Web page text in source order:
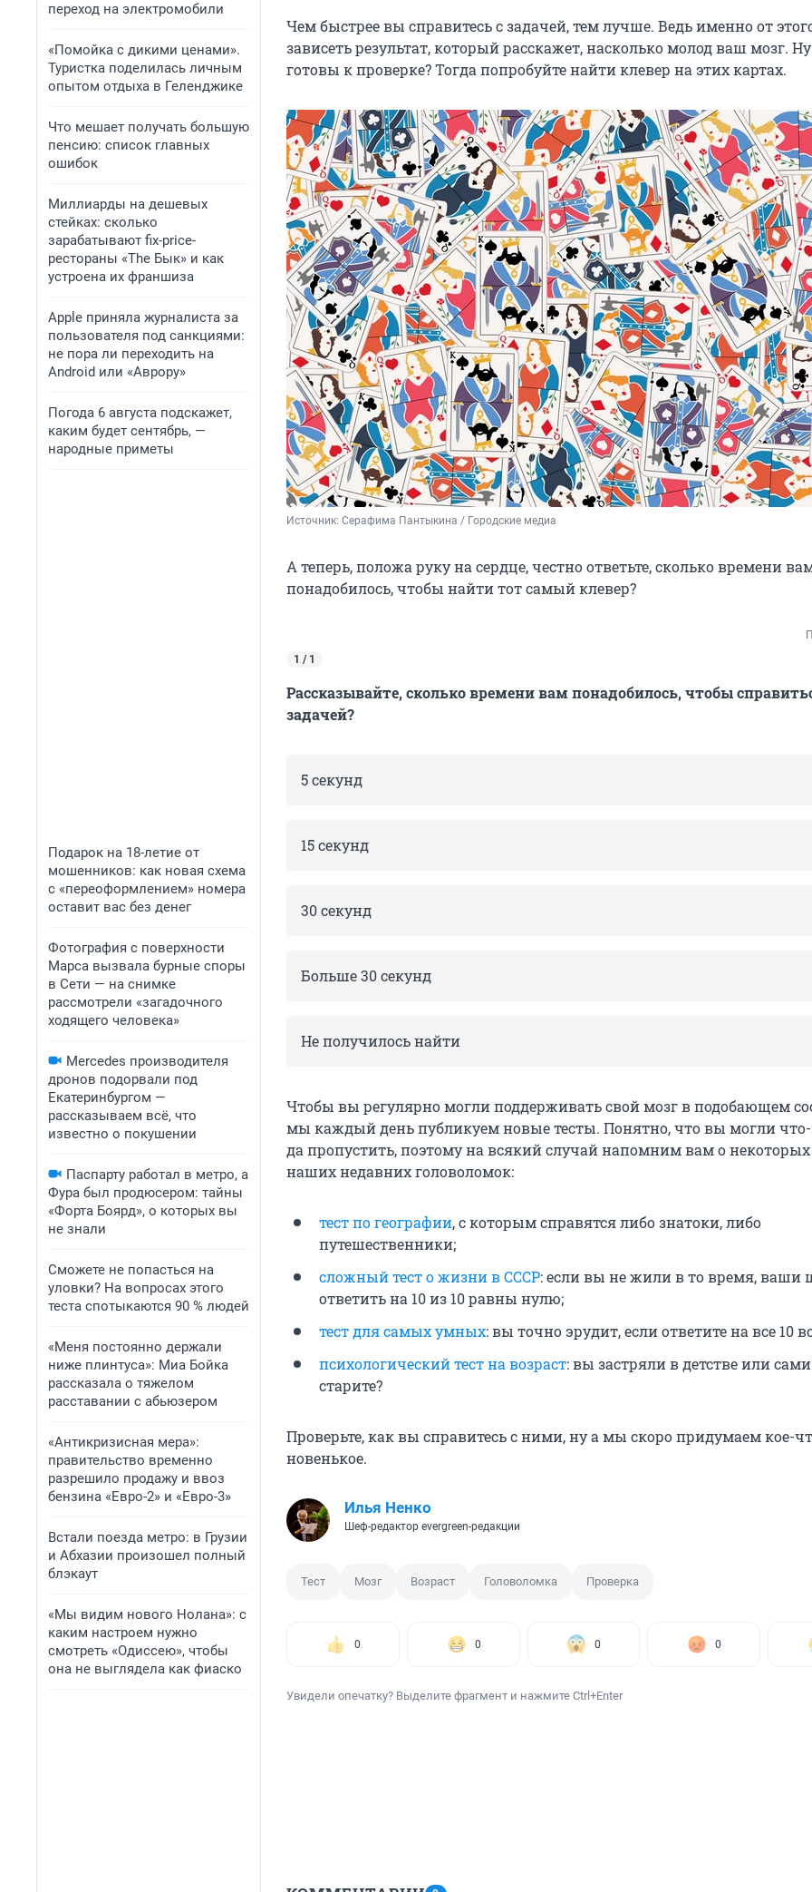
переход на электромобили
«Помойка с дикими ценами».
Туристка поделилась личным
опытом отдыха в Геленджике
Что мешает получать большую
пенсию: список главных
ошибок
Миллиарды на дешевых
стейках: сколько
зарабатывают fix-price-
рестораны «The Бык» и как
устроена их франшиза
Apple приняла журналиста за
пользователя под санкциями:
не пора ли переходить на
Android или «Аврору»
Погода 6 августа подскажет,
каким будет сентябрь, —
народные приметы
Подарок на 18-летие от
мошенников: как новая схема
с «переоформлением» номера
оставит вас без денег
Фотография с поверхности
Марса вызвала бурные споры
в Сети — на снимке
рассмотрели «загадочного
ходящего человека»
Mercedes производителя
дронов подорвали под
Екатеринбургом —
рассказываем всё, что
известно о покушении
Паспарту работал в метро, а
Фура был продюсером: тайны
«Форта Боярд», о которых вы
не знали
Сможете не попасться на
уловки? На вопросах этого
теста спотыкаются 90 % людей
«Меня постоянно держали
ниже плинтуса»: Миа Бойка
рассказала о тяжелом
расставании с абьюзером
«Антикризисная мера»:
правительство временно
разрешило продажу и ввоз
бензина «Евро-2» и «Евро-3»
Встали поезда метро: в Грузии
и Абхазии произошел полный
блэкаут
«Мы видим нового Нолана»: с
каким настроем нужно
смотреть «Одиссею», чтобы
она не выглядела как фиаско
Чем быстрее вы справитесь с задачей, тем лучше. Ведь именно от
зависеть результат, который расскажет, насколько молод ваш мозг.
готовы к проверке? Тогда попробуйте найти клевер на этих картах.
Источник: Серафима Пантыкина / Городские медиа
А теперь, положа руку на сердце, честно ответьте, сколько времени
понадобилось, чтобы найти тот самый клевер?
1 / 1
Рассказывайте, сколько времени вам понадобилось, чтобы
задачей?
5 секунд
15 секунд
30 секунд
Больше 30 секунд
Не получилось найти
Чтобы вы регулярно могли поддерживать свой мозг в подобающем
мы каждый день публикуем новые тесты. Понятно, что вы могли
да пропустить, поэтому на всякий случай напомним вам о
наших недавних головоломок:
тест по географии, с которым справятся либо знатоки, либо
путешественники;
сложный тест о жизни в СССР: если вы не жили в то время, ваши
ответить на 10 из 10 равны нулю;
тест для самых умных: вы точно эрудит, если ответите на все 10
психологический тест на возраст: вы застряли в детстве или
старите?
Проверьте, как вы справитесь с ними, ну а мы скоро придумаем кое-
новенькое.
Илья Ненко
Шеф-редактор evergreen-редакции
Тест Мозг Возраст Головоломка Проверка
0 0 0 0
Увидели опечатку? Выделите фрагмент и нажмите Ctrl+Enter